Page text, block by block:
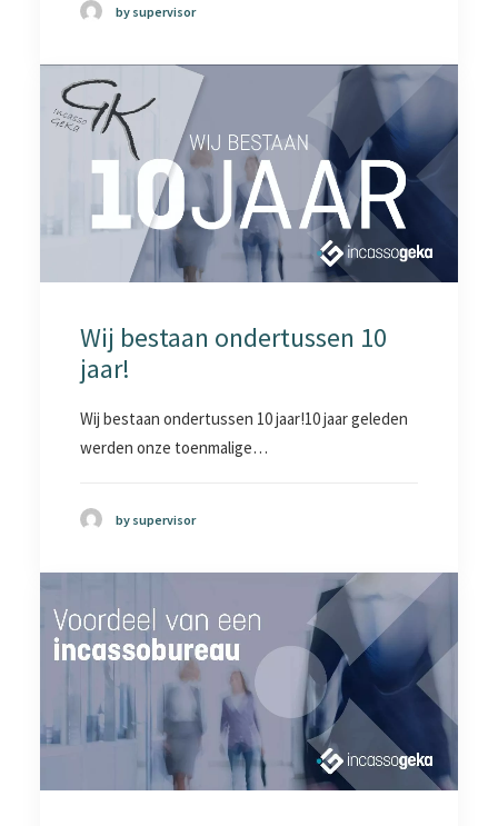
by supervisor
Wij bestaan ondertussen 10
jaar!
Wij bestaan ondertussen 10 jaar!10 jaar geleden
werden onze toenmalige…
by supervisor